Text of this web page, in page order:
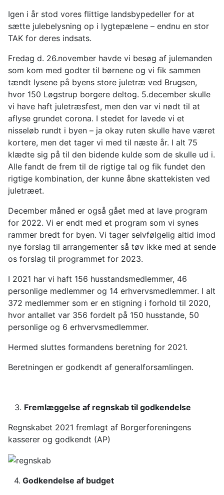
Igen i år stod vores flittige landsbypedeller for at
sætte julebelysning op i lygtepælene – endnu en stor
TAK for deres indsats.
Fredag d. 26.november havde vi besøg af julemanden
som kom med godter til børnene og vi fik sammen
tændt lysene på byens store juletræ ved Brugsen,
hvor 150 Løgstrup borgere deltog. 5.december skulle
vi have haft juletræsfest, men den var vi nødt til at
aflyse grundet corona. I stedet for lavede vi et
nisseløb rundt i byen – ja okay ruten skulle have været
kortere, men det tager vi med til næste år. I alt 75
klædte sig på til den bidende kulde som de skulle ud i.
Alle fandt de frem til de rigtige tal og fik fundet den
rigtige kombination, der kunne åbne skattekisten ved
juletræet.
December måned er også gået med at lave program
for 2022. Vi er endt med et program som vi synes
rammer bredt for byen. Vi tager selvfølgelig altid imod
nye forslag til arrangementer så tøv ikke med at sende
os forslag til programmet for 2023.
I 2021 har vi haft 156 husstandsmedlemmer, 46
personlige medlemmer og 14 erhvervsmedlemmer. I alt
372 medlemmer som er en stigning i forhold til 2020,
hvor antallet var 356 fordelt på 150 husstande, 50
personlige og 6 erhvervsmedlemmer.
Hermed sluttes formandens beretning for 2021.
Beretningen er godkendt af generalforsamlingen.
Fremlæggelse af regnskab til godkendelse
Regnskabet 2021 fremlagt af Borgerforeningens
kasserer og godkendt (AP)
4. Godkendelse af budget